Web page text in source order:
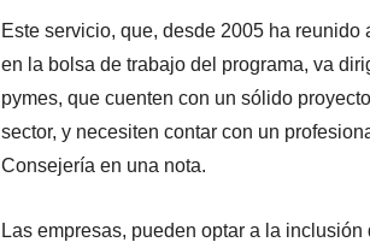
Este servicio, que, desde 2005 ha
en la bolsa de trabajo del programa, va
pymes, que cuenten con un sólido
sector, y necesiten contar con un
Consejería en una nota.
Las empresas, pueden optar a la